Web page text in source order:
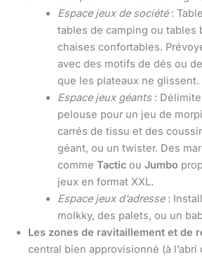
Espace jeux de société:
tables de camping ou tables
chaises confortables.
avec des motifs de dés ou
que les plateaux ne glissent.
Espace jeux géants:
pelouse pour un jeu de
carrés de tissu et des
géant, ou un twister. Des
comme Tacticou Jumbo
jeux en format XXL.
Espace jeux d’adresse:
molkky, des palets, ou un
Les zones de ravitaillement et de
central bien approvisionné (à